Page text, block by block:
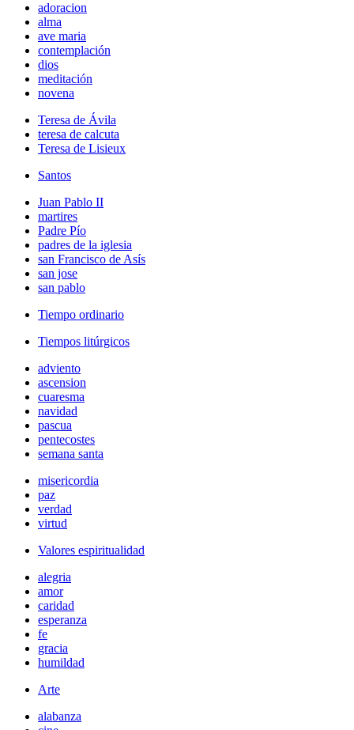
adoracion
alma
ave maria
contemplación
dios
meditación
novena
Teresa de Ávila
teresa de calcuta
Teresa de Lisieux
Santos
Juan Pablo II
martires
Padre Pío
padres de la iglesia
san Francisco de Asís
san jose
san pablo
Tiempo ordinario
Tiempos litúrgicos
adviento
ascension
cuaresma
navidad
pascua
pentecostes
semana santa
misericordia
paz
verdad
virtud
Valores espiritualidad
alegria
amor
caridad
esperanza
fe
gracia
humildad
Arte
alabanza